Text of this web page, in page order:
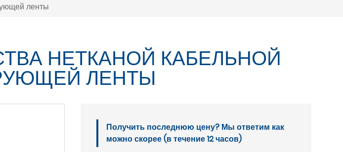
ленты
НЕТКАНОЙ КАБЕЛЬНОЙ
ЛЕНТЫ
Получить последнюю цену? Мы ответим как
можно скорее (в течение 12 часов)